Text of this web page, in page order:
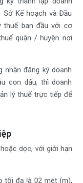
Sở Kế hoạch và Đầu
thuế ban đầu với cơ
quận / huyện nơi
nhận đăng ký doanh
con dấu, thì doanh
lý thuế trực tiếp để
dọc, với giới hạn
tối đa là 02 mét (m),